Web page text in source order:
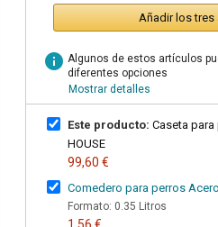
Añadir los tres
info Algunos de estos artículos
diferentes opciones
Mostrar detalles
Este producto: Caseta
HOUSE
99,60 €
Comedero para perros
Formato: 0.35 Litros